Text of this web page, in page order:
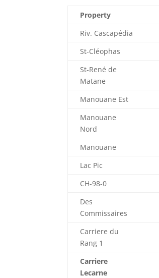
Property
Riv. Cascapédia
St-Cléophas
St-René de
Matane
Manouane Est
Manouane
Nord
Manouane
Lac Pic
CH-98-0
Des
Commissaires
Carriere du
Rang 1
Carriere
Lecarne